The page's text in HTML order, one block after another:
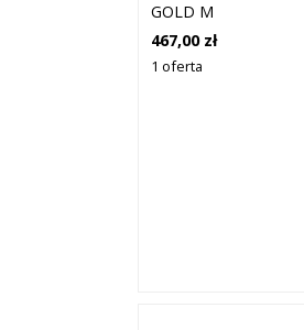
GOLD M
467,00 zł
1 oferta